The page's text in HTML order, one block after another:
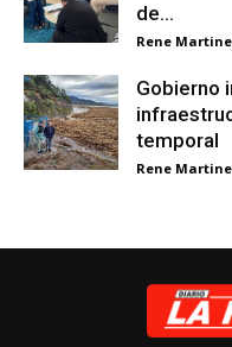
de...
Rene
Gobierno
temporal
Rene